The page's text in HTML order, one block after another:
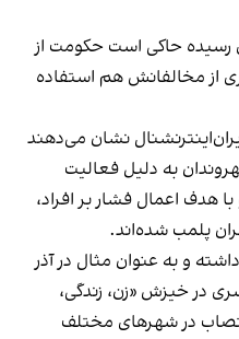
رسیده حاکی است حکومت از
از مخالفانش هم استفاده
نشان می‌دهند
به دلیل فعالیت
هدف اعمال فشار بر افراد،
پلمب شده‌اند.
و به عنوان مثال در آذر
در خیزش «زن، زندگی،
در شهرهای مختلف